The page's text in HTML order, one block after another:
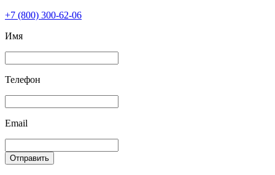
+7 (800) 300-62-06
Имя
Телефон
Email
Отправить